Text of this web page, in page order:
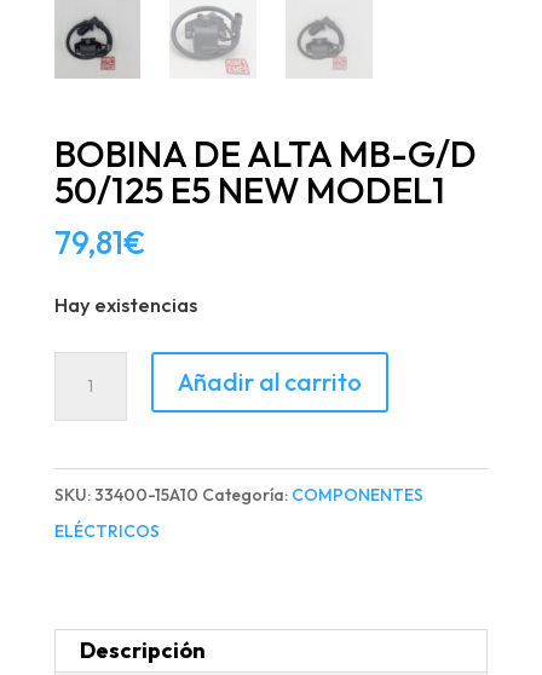
BOBINA DE ALTA MB-G/D
50/125 E5 NEW MODEL1
79,81€
Hay existencias
MB-
G/D
NEW
MODEL1
Añadir al carrito
SKU:33400-15A10 Categoría: COMPONENTES
ELÉCTRICOS
Descripción